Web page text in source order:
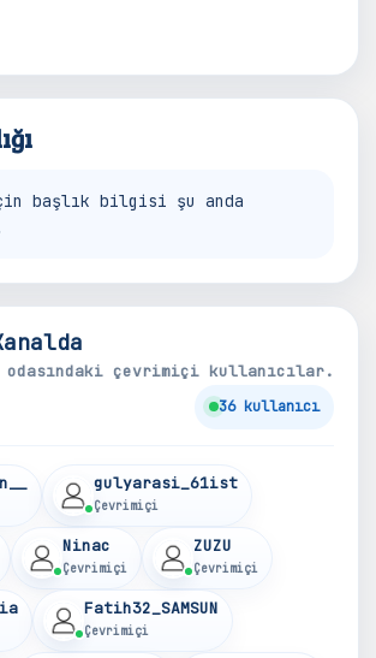
başlık bilgisi şu anda
odasındaki çevrimiçi kullanıcılar.
36 kullanıcı
gulyarasi_61ist
Çevrimiçi
Ninac
Çevrimiçi
ZUZU
Çevrimiçi
Fatih32_SAMSUN
Çevrimiçi